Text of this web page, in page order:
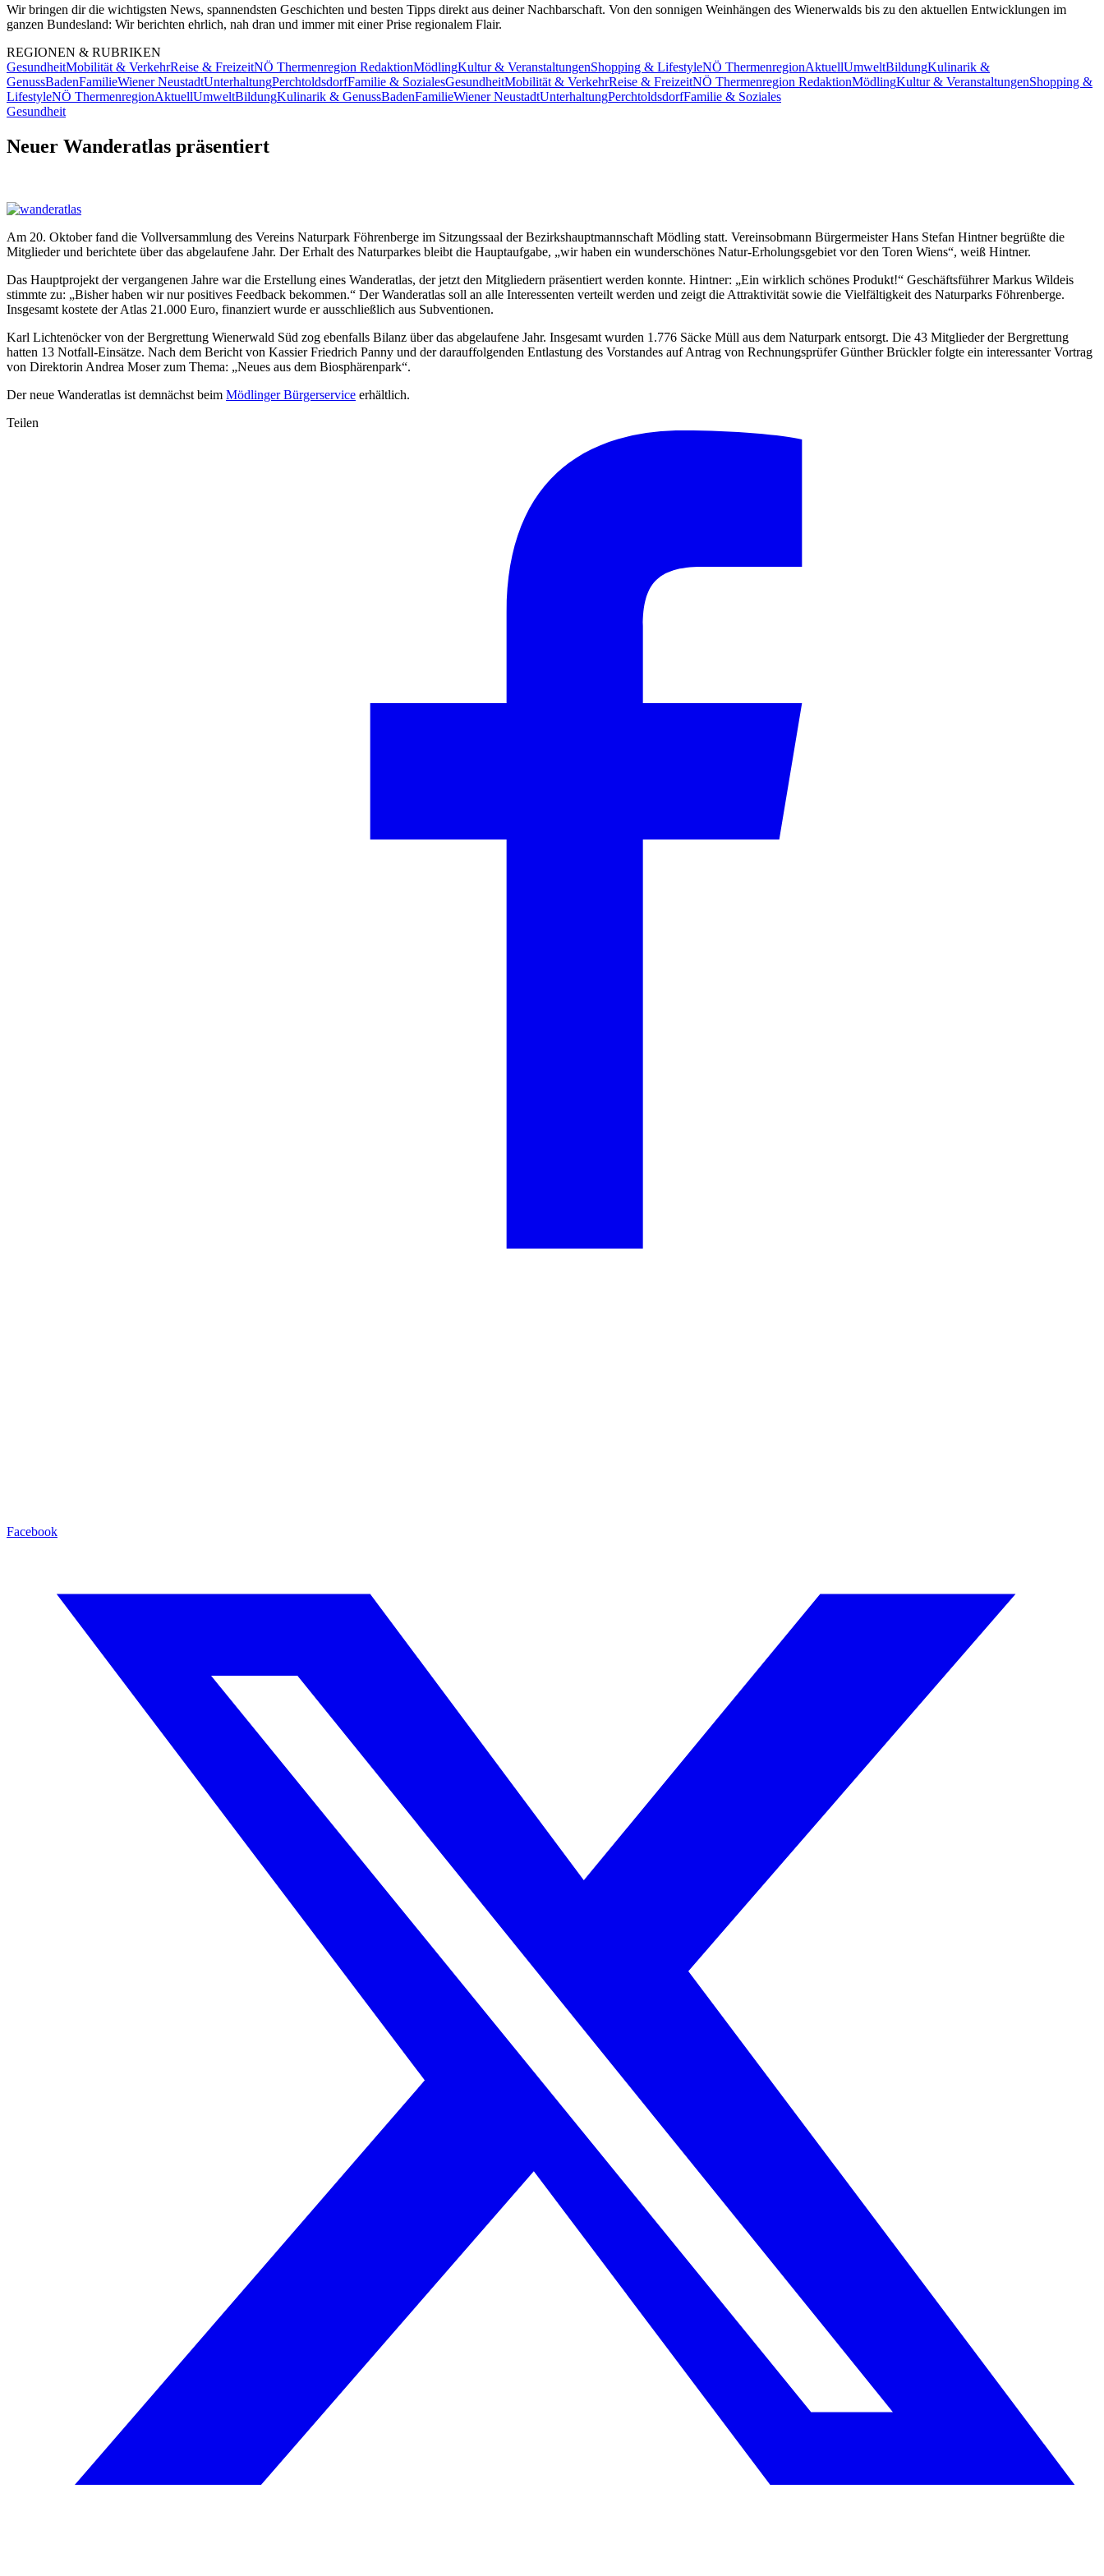
Wir bringen dir die wichtigsten News, spannendsten Geschichten und besten Tipps direkt aus deiner Nachbarschaft. Von den sonnigen Weinhängen des Wienerwalds bis zu den aktuellen Entwicklungen im
ganzen Bundesland: Wir berichten ehrlich, nah dran und immer mit einer Prise regionalem Flair.
REGIONEN & RUBRIKEN
GesundheitMobilität & VerkehrReise & FreizeitNÖ Thermenregion RedaktionMödlingKultur & VeranstaltungenShopping & LifestyleNÖ ThermenregionAktuellUmweltBildungKulinarik &
GenussBadenFamilieWiener NeustadtUnterhaltungPerchtoldsdorfFamilie & SozialesGesundheitMobilität & VerkehrReise & FreizeitNÖ Thermenregion RedaktionMödlingKultur & VeranstaltungenShopping &
LifestyleNÖ ThermenregionAktuellUmweltBildungKulinarik & GenussBadenFamilieWiener NeustadtUnterhaltungPerchtoldsdorfFamilie & Soziales
Gesundheit
Neuer Wanderatlas präsentiert
Am 20. Oktober fand die Vollversammlung des Vereins Naturpark Föhrenberge im Sitzungssaal der Bezirkshauptmannschaft Mödling statt. Vereinsobmann Bürgermeister Hans Stefan Hintner begrüßte die
Mitglieder und berichtete über das abgelaufene Jahr. Der Erhalt des Naturparkes bleibt die Hauptaufgabe, „wir haben ein wunderschönes Natur-Erholungsgebiet vor den Toren Wiens“, weiß Hintner.
Das Hauptprojekt der vergangenen Jahre war die Erstellung eines Wanderatlas, der jetzt den Mitgliedern präsentiert werden konnte. Hintner: „Ein wirklich schönes Produkt!“ Geschäftsführer Markus Wildeis
stimmte zu: „Bisher haben wir nur positives Feedback bekommen.“ Der Wanderatlas soll an alle Interessenten verteilt werden und zeigt die Attraktivität sowie die Vielfältigkeit des Naturparks Föhrenberge.
Insgesamt kostete der Atlas 21.000 Euro, finanziert wurde er ausschließlich aus Subventionen.
Karl Lichtenöcker von der Bergrettung Wienerwald Süd zog ebenfalls Bilanz über das abgelaufene Jahr. Insgesamt wurden 1.776 Säcke Müll aus dem Naturpark entsorgt. Die 43 Mitglieder der Bergrettung
hatten 13 Notfall-Einsätze. Nach dem Bericht von Kassier Friedrich Panny und der darauffolgenden Entlastung des Vorstandes auf Antrag von Rechnungsprüfer Günther Brückler folgte ein interessanter Vortrag
von Direktorin Andrea Moser zum Thema: „Neues aus dem Biosphärenpark“.
Der neue Wanderatlas ist demnächst beim Mödlinger Bürgerservice erhältlich.
Teilen
Facebook